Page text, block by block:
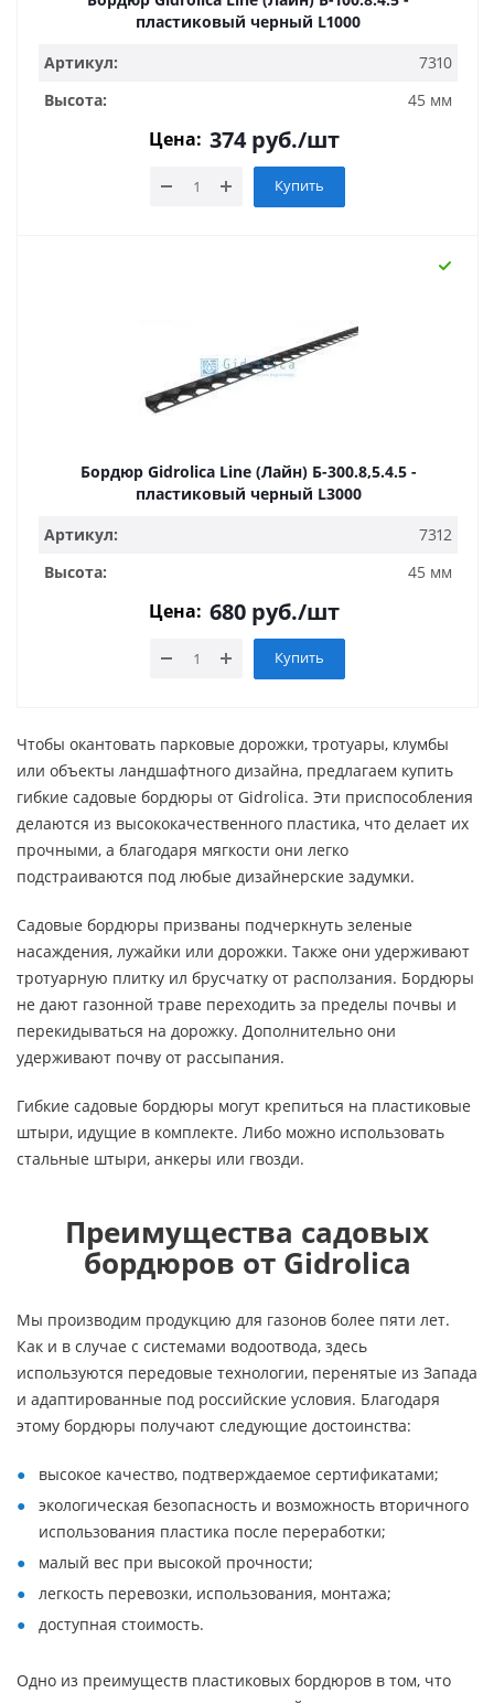
пластиковый черный L1000
Артикул:
7310
Высота:
45 мм
Цена: 374руб./шт
Купить
Бордюр Gidrolica Line (Лайн) Б-300.8,5.4.5 -
пластиковый черный L3000
Артикул:
7312
Высота:
45 мм
Цена: 680 руб./шт
Купить
Чтобы окантовать парковые дорожки, тротуары, клумбы
или объекты ландшафтного дизайна, предлагаем купить
гибкие садовые бордюры от Gidrolica. Эти приспособления
делаются из высококачественного пластика, что делает их
прочными, а благодаря мягкости они легко
подстраиваются под любые дизайнерские задумки.
Садовые бордюры призваны подчеркнуть зеленые
насаждения, лужайки или дорожки. Также они удерживают
тротуарную плитку ил брусчатку от расползания. Бордюры
не дают газонной траве переходить за пределы почвы и
перекидываться на дорожку. Дополнительно они
удерживают почву от рассыпания.
Гибкие садовые бордюры могут крепиться на пластиковые
штыри, идущие в комплекте. Либо можно использовать
стальные штыри, анкеры или гвозди.
Преимущества садовых
бордюров от Gidrolica
Мы производим продукцию для газонов более пяти лет.
Как и в случае с системами водоотвода, здесь
используются передовые технологии, перенятые из Запада
и адаптированные под российские условия. Благодаря
этому бордюры получают следующие достоинства:
высокое качество, подтверждаемое сертификатами;
экологическая безопасность и возможность вторичного
использования пластика после переработки;
малый вес при высокой прочности;
легкость перевозки, использования, монтажа;
доступная стоимость.
Одно из преимуществ пластиковых бордюров в том, что